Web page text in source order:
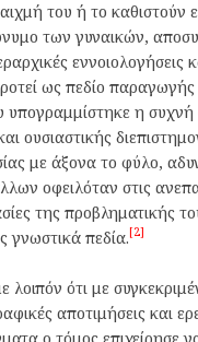
του ή το καθιστούν
των γυναικών,
εννοιολογήσεις
ως πεδίο παραγωγής
υπογραμμίστηκε η συχνή
ουσιαστικής
με άξονα το φύλο,
οφειλόταν στις
της προβληματικής
γνωστικά πεδία.[2]
λοιπόν ότι με
αποτιμήσεις και